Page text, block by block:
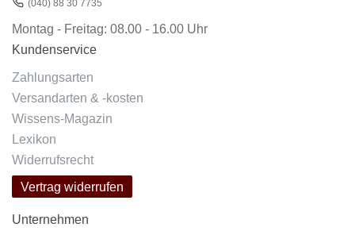
(040) 88 30 7735
Montag - Freitag: 08.00 - 16.00 Uhr
Kundenservice
Zahlungsarten
Versandarten & -kosten
Wissens-Magazin
Lexikon
Widerrufsrecht
Vertrag widerrufen
Unternehmen